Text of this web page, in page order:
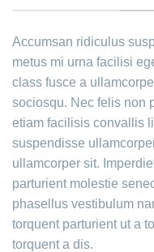
Accumsan ridiculus
metus mi urna facilisi
class fusce a
sociosqu. Nec felis non
etiam facilisis convallis
suspendisse
ullamcorper sit.
parturient molestie
phasellus vestibulum
torquent parturient ut a
torquent a dis.